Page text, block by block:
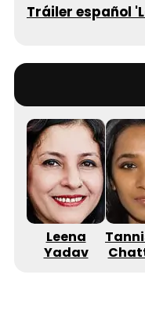
Tráiler español
Leena
Yadav